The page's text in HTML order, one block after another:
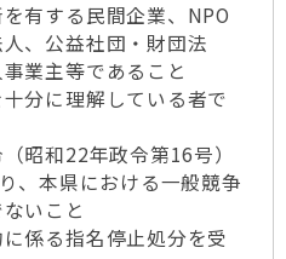
有する民間企業、NPO
、公益社団・財団法
業主等であること
分に理解している者で
昭和22年政令第16号）
、本県における一般競争
いこと
係る指名停止処分を受